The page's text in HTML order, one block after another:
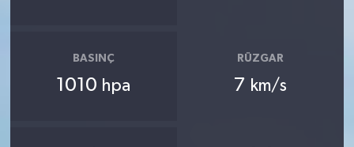
BASINÇ
1010 hpa
RÜZGAR
7 km/s